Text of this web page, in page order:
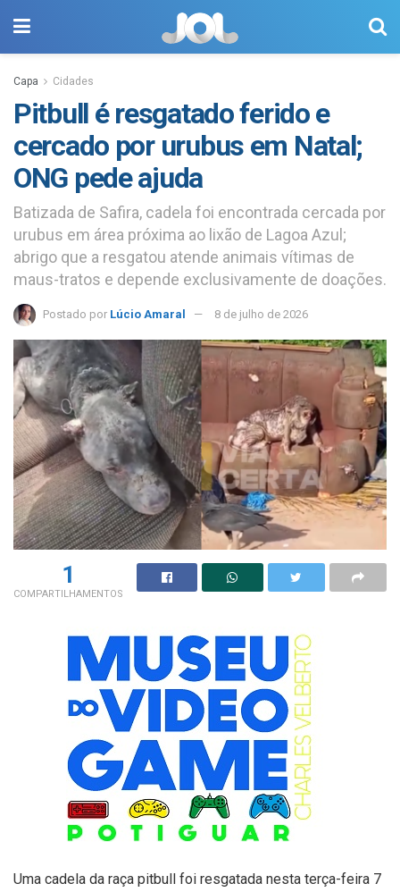
Capa Cidades
Pitbull é resgatado ferido e
cercado por urubus em Natal;
ONG pede ajuda
Batizada de Safira, cadela foi encontrada cercada por
urubus em área próxima ao lixão de Lagoa Azul;
abrigo que a resgatou atende animais vítimas de
maus-tratos e depende exclusivamente de doações.
Postado por Lúcio Amaral 8 de julho de 2026
1
COMPARTILHAMENTOS
Uma cadela da raça pitbull foi resgatada nesta terça-feira 7